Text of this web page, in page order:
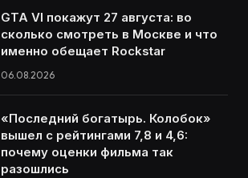
GTA VI покажут 27 августа: во
сколько смотреть в Москве и что
именно обещает Rockstar
06.08.2026
«Последний богатырь. Колобок»
вышел с рейтингами 7,8 и 4,6:
почему оценки фильма так
разошлись